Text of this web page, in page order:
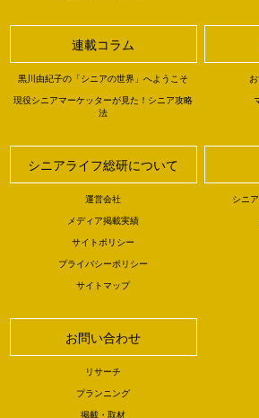
連載コラム
黒川由紀子の「シニアの世界」へようこそ
現役シニアマーケッターが見た！シニア攻略
法
シニアライフ総研について
運営会社
メディア掲載実績
サイトポリシー
プライバシーポリシー
サイトマップ
シニ
お問い合わせ
リサーチ
プランニング
掲載・取材